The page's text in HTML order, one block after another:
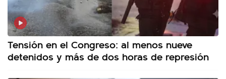
Tensión en el Congreso: al menos nueve
detenidos y más de dos horas de represión